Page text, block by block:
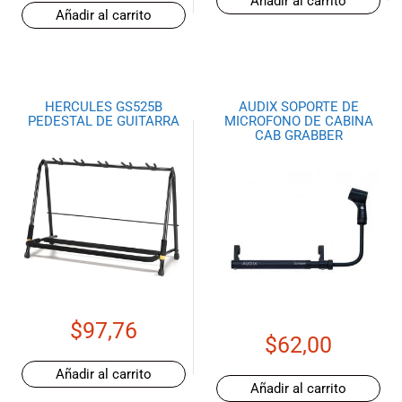
Añadir al carrito
HERCULES GS525B
PEDESTAL DE GUITARRA
$97,76
Añadir al carrito
AUDIX SOPORTE DE
MICROFONO DE CABINA
CAB GRABBER
$62,00
Añadir al carrito